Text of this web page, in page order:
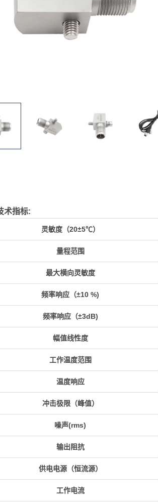
术指标:
灵敏度（20±5℃）
量程范围
最大横向灵敏度
频率响应（±10 %)
频率响应（±3dB)
幅值线性度
工作温度范围
温度响应
冲击极限（峰值）
噪声(rms)
输出阻抗
供电电源（恒流源）
工作电流